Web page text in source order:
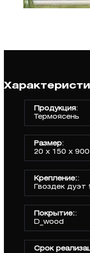
Продукция :
Термоясень
Размер:
20 х 150 х
Крепление::
Гвоздек дуэт
Покрытие::
D_wood
Срок